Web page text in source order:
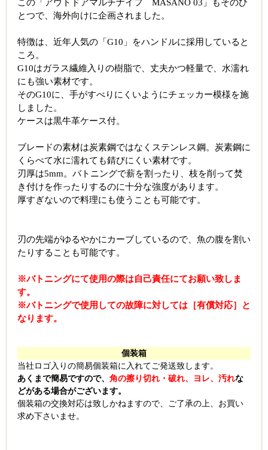
この「アウトドアマルチナイフ MASANO 03」もそのひ
とつで、海外向けに企画されました。
特徴は、近年人気の「G10」をハンドルに採用していると
ころ。
G10はガラス繊維入りの樹脂で、丈夫かつ軽量で、水濡れ
にも強い素材です。
そのG10に、手がすべりにくいようにチェッカー模様を施
しました。
ケースは黒牛革ケース付。
ブレードの素材は炭素鋼ではなくステンレス鋼。炭素鋼に
くらべて水に濡れても錆びにくい素材です。
刃厚は5mm。バトニングで薪を割ったり、枝を削って焚
き付けを作ったりするのに十分な強度があります。
厚すぎないので料理にも使うことも可能です。
刃の先端がゆるやかにカーブしているので、魚の腹を割い
たりすることも可能です。
※バトニングにて使用の際は自己責任にてお願い致しま
す。
※バトニングで使用しての故障に対しては［有償対応］と
なります。
個装箱
当社ロゴ入りの簡易個装箱に入れてご発送致します。
あくまで簡易ですので、 角の擦り切れ・破れ、ヨレ、汚れな
どがある場合がございます。
個装箱の交換対応は致しかねますので、ご了承の上、お買い
求め下さいませ。